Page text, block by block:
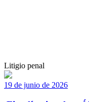
Litigio penal
19 de junio de 2026